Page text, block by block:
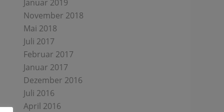
Januar 2019
November 2018
Mai 2018
Juli 2017
Februar 2017
Januar 2017
Dezember 2016
Juli 2016
April 2016